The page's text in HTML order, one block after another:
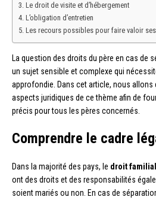
Le droit de visite et d’hébergement
L’obligation d’entretien
Les recours possibles pour faire valoir
La question des droits du père en cas de
un sujet sensible et complexe qui
approfondie. Dans cet article, nous
aspects juridiques de ce thème afin de
précis pour tous les pères concernés.
Comprendre le cadre
Dans la majorité des pays, le droit familial
ont des droits et des responsabilités
soient mariés ou non. En cas de